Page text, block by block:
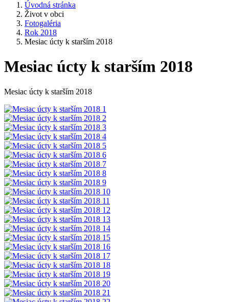
Úvodná stránka
Život v obci
Fotogaléria
Rok 2018
Mesiac úcty k starším 2018
Mesiac úcty k starším 2018
Mesiac úcty k starším 2018